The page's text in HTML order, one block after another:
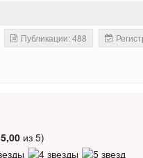
Публикации: 488
5,00из 5)